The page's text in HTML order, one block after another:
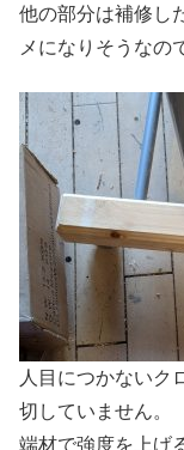
他の部分は補修し
メになりそうなの
人目につかないク
切していません。
端材で強度を上げ